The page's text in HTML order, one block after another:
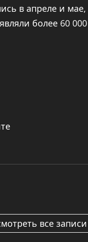
в апреле и мае,
более 60
все записи